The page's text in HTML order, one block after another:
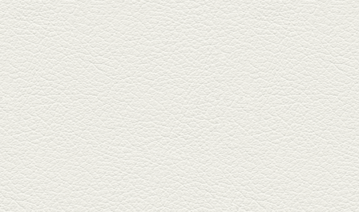
『富富飯店 新市街酒家』へ。２
階に...
2026年1月9日放送
酢だこ＆焼ぎょうざ
健軍で人吉の有名店のぎょうざ
を！『松龍軒健軍店』で、味わ
いの刻...
2025年12月19日放送
おばんざい三種盛＆麻婆
豆腐